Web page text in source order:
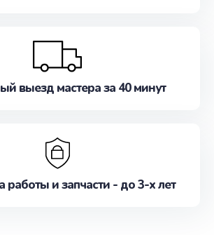
выезд мастера за 40 минут
работы и запчасти - до 3-х лет